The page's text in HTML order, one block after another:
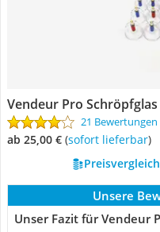
Vendeur Pro Schröpfglas
21 Bewertungen
ab 25,00 € ( Sofort lieferbar)
Unsere
Unser Fazit für Vendeur